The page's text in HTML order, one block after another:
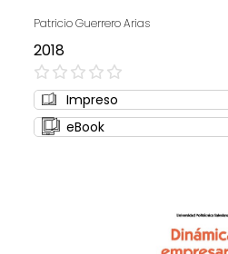
Patricio Guerrero Arias
2018
0%
Impreso
eBook